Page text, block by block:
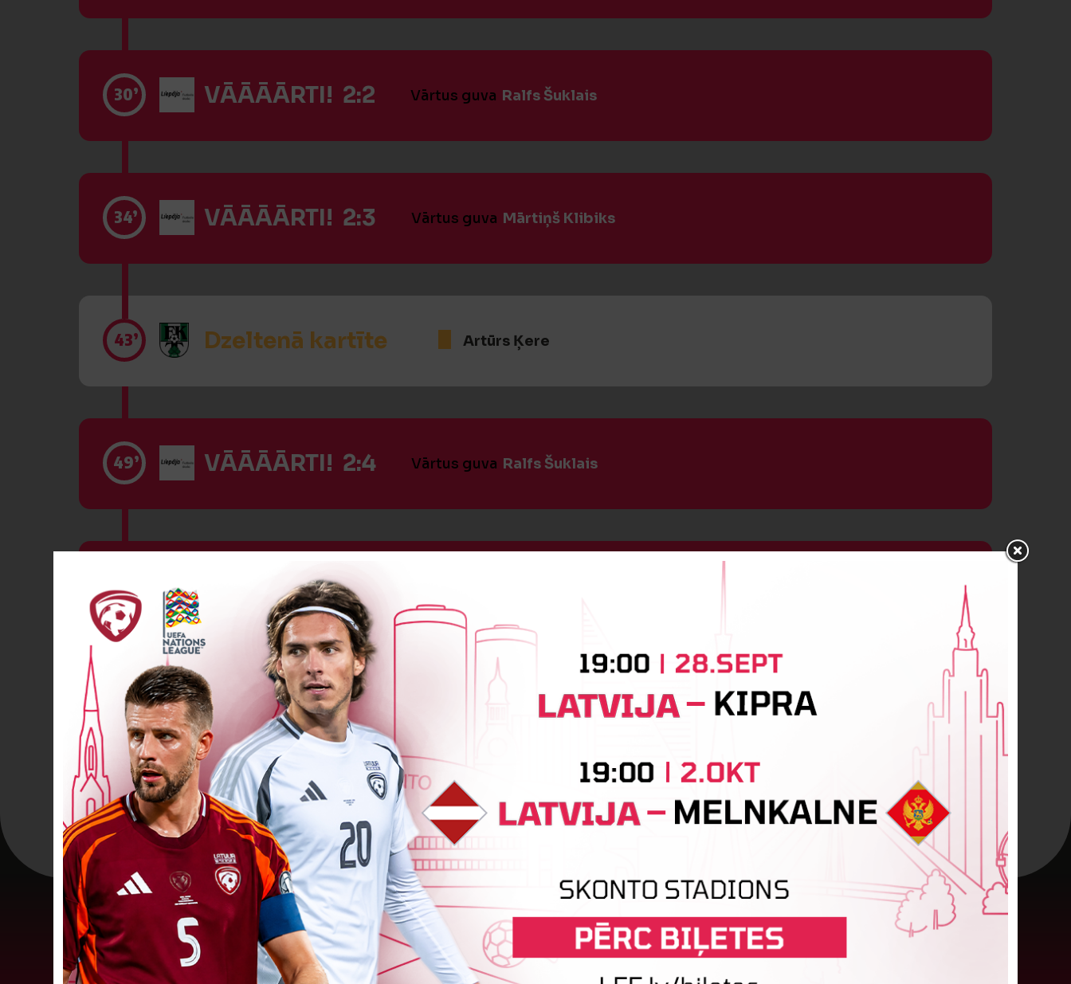
30’ VĀĀĀĀRTI! 2:2 Vārtus guva Ralfs Šuklais
34’ VĀĀĀĀRTI! 2:3 Vārtus guva Mārtiņš Klibiks
43’ Dzeltenā kartīte Artūrs Ķere
49’ VĀĀĀĀRTI! 2:4 Vārtus guva Ralfs Šuklais
53’ VĀĀĀĀRTI! 3:4
56’ VĀĀĀĀRTI! 3:5 Vārtus guva Daņila Klokeļs
Jaunākās ziņas